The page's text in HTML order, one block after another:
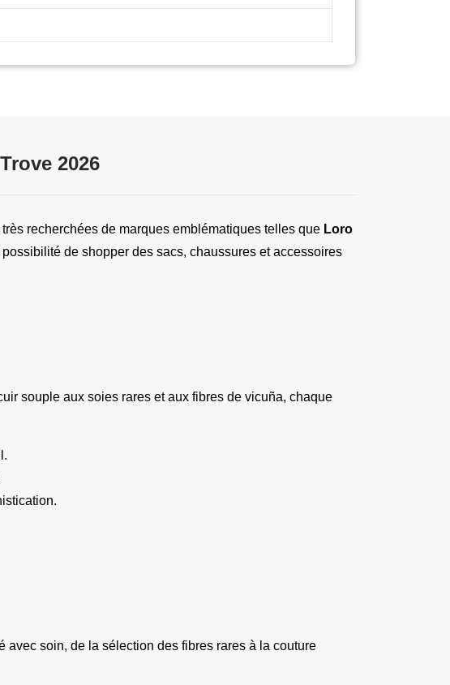
2026
recherchées de marques emblématiques telles que Loro
possibilité de shopper des sacs, chaussures et accessoires
souple aux soies rares et aux fibres de vicuña, chaque
avec soin, de la sélection des fibres rares à la couture